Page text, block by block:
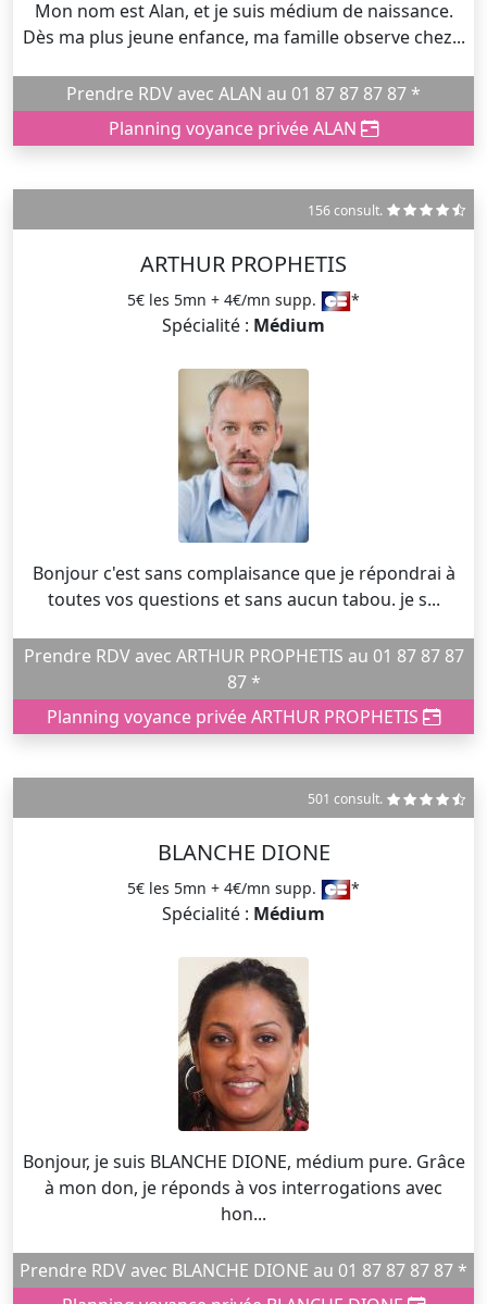
Mon nom est Alan, et je suis médium de naissance.
Dès ma plus jeune enfance, ma famille observe chez...
Prendre RDV avec ALAN au 01 87 87 87 87 *
Planning voyance privée ALAN
156 consult.
ARTHUR PROPHETIS
5€ les 5mn + 4€/mn supp. *
Spécialité : Médium
Bonjour c'est sans complaisance que je répondrai à
toutes vos questions et sans aucun tabou. je s...
Prendre RDV avec ARTHUR PROPHETIS au 01 87 87 87
87 *
Planning voyance privée ARTHUR PROPHETIS
501 consult.
BLANCHE DIONE
5€ les 5mn + 4€/mn supp. *
Spécialité : Médium
Bonjour, je suis BLANCHE DIONE, médium pure. Grâce
à mon don, je réponds à vos interrogations avec
hon...
Prendre RDV avec BLANCHE DIONE au 01 87 87 87 87 *